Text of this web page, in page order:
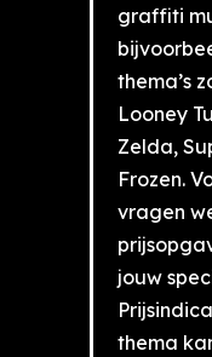
graffiti
thema’s
Looney
Zelda,
Frozen.
vragen
jouw
thema